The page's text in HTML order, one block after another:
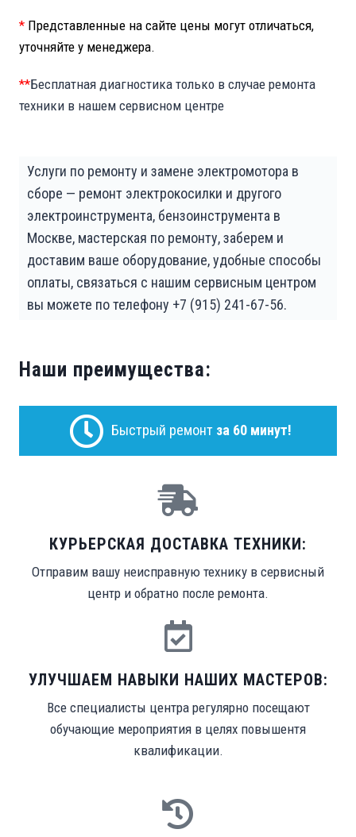
* Представленные на сайте цены могут отличаться,
уточняйте у менеджера.
**Бесплатная диагностика только в случае ремонта
техники в нашем сервисном центре
Услуги по ремонту и замене электромотора в
сборе — ремонт электрокосилки и другого
электроинструмента, бензоинструмента в
Москве, мастерская по ремонту, заберем и
доставим ваше оборудование, удобные способы
оплаты, связаться с нашим сервисным центром
вы можете по телефону +7 (915) 241-67-56.
Наши преимущества:
Быстрый ремонт за 60 минут!
КУРЬЕРСКАЯ ДОСТАВКА ТЕХНИКИ:
Отправим вашу неисправную технику в сервисный
центр и обратно после ремонта.
УЛУЧШАЕМ НАВЫКИ НАШИХ МАСТЕРОВ:
Все специалисты центра регулярно посещают
обучающие мероприятия в целях повышентя
квалификации.